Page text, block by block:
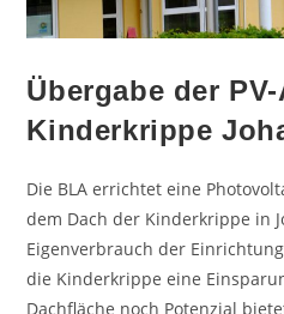
Übergabe der
Kinderkrippe
Die BLA errichtet eine
dem Dach der Kinderkrippe in
Eigenverbrauch der
die Kinderkrippe eine
Dachfläche noch Potenzial